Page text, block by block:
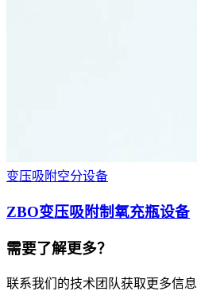
变压吸附空分设备
ZBO变压吸附制氧充瓶设备
需要了解更多？
联系我们的技术团队获取更多信息